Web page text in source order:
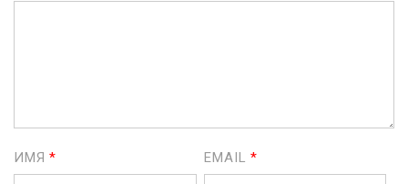
ИМЯ * EMAIL *